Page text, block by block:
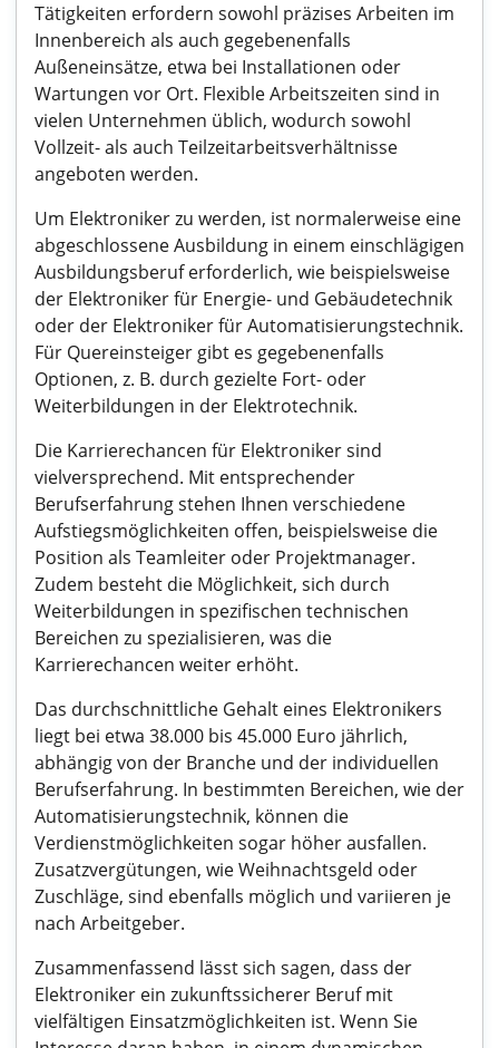
Tätigkeiten erfordern sowohl präzises Arbeiten im
Innenbereich als auch gegebenenfalls
Außeneinsätze, etwa bei Installationen oder
Wartungen vor Ort. Flexible Arbeitszeiten sind in
vielen Unternehmen üblich, wodurch sowohl
Vollzeit- als auch Teilzeitarbeitsverhältnisse
angeboten werden.
Um Elektroniker zu werden, ist normalerweise eine
abgeschlossene Ausbildung in einem einschlägigen
Ausbildungsberuf erforderlich, wie beispielsweise
der Elektroniker für Energie- und Gebäudetechnik
oder der Elektroniker für Automatisierungstechnik.
Für Quereinsteiger gibt es gegebenenfalls
Optionen, z. B. durch gezielte Fort- oder
Weiterbildungen in der Elektrotechnik.
Die Karrierechancen für Elektroniker sind
vielversprechend. Mit entsprechender
Berufserfahrung stehen Ihnen verschiedene
Aufstiegsmöglichkeiten offen, beispielsweise die
Position als Teamleiter oder Projektmanager.
Zudem besteht die Möglichkeit, sich durch
Weiterbildungen in spezifischen technischen
Bereichen zu spezialisieren, was die
Karrierechancen weiter erhöht.
Das durchschnittliche Gehalt eines Elektronikers
liegt bei etwa 38.000 bis 45.000 Euro jährlich,
abhängig von der Branche und der individuellen
Berufserfahrung. In bestimmten Bereichen, wie der
Automatisierungstechnik, können die
Verdienstmöglichkeiten sogar höher ausfallen.
Zusatzvergütungen, wie Weihnachtsgeld oder
Zuschläge, sind ebenfalls möglich und variieren je
nach Arbeitgeber.
Zusammenfassend lässt sich sagen, dass der
Elektroniker ein zukunftssicherer Beruf mit
vielfältigen Einsatzmöglichkeiten ist. Wenn Sie